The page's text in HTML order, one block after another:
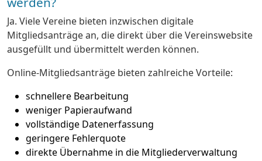
Ja. Viele Vereine bieten inzwischen digitale
Mitgliedsanträge an, die direkt über die Vereinswebsite
ausgefüllt und übermittelt werden können.
Online-Mitgliedsanträge bieten zahlreiche Vorteile:
schnellere Bearbeitung
weniger Papieraufwand
vollständige Datenerfassung
geringere Fehlerquote
direkte Übernahme in die Mitgliederverwaltung